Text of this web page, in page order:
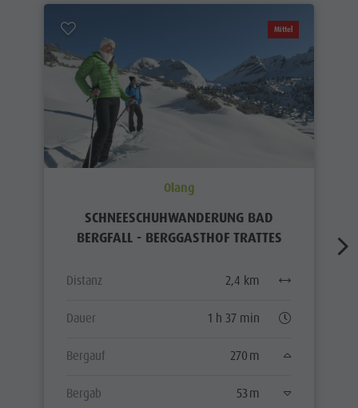
Mittel
Olang
SCHNEESCHUHWANDERUNG BAD
BERGFALL - BERGGASTHOF TRATTES
Distanz 2,4 km
Dauer 1 h 37 min
Bergauf 270 m
Bergab 53 m